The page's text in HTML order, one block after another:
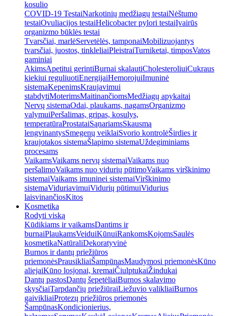
kosulio
COVID-19 TestaiNarkotinių medžiagų testaiNėštumo
testaiOvuliacijos testaiHelicobacter pylori testaiĮvairūs
organizmo būklės testai
Tvarsčiai, marlėServetėlės, tamponaiMobilizuojantys
tvarsčiai, juostos, tinkleliaiPleistraiTurniketai, timposVatos
gaminiai
AkimsApetitui gerintiBurnai skalautiCholesteroliuiCukraus
kiekiui reguliuotiEnergijaiHemorojuiImuninė
sistemaKepenimsKraujavimui
stabdytiMoterimsMaitinančiomsMedžiagų apykaitai
Nervų sistemaOdai, plaukams, nagamsOrganizmo
valymuiPeršalimas, gripas, kosulys,
temperatūraProstataiSąnariamsSkausmą
lengvinantysSmegenų veiklaiSvorio kontrolėŠirdies ir
kraujotakos sistemaŠlapimo sistemaUždegiminiams
procesams
VaikamsVaikams nervų sistemaiVaikams nuo
peršalimoVaikams nuo vidurių pūtimoVaikams virškinimo
sistemaiVaikams imuninei sistemaiVirškinimo
sistemaViduriavimuiVidurių pūtimuiVidurius
laisvinančiosKitos
Kosmetika
Rodyti viską
Kūdikiams ir vaikamsDantims ir
burnaiPlaukamsVeiduiKūnuiRankomsKojomsSaulės
kosmetikaNatūraliDekoratyvinė
Burnos ir dantų priežiūros
priemonėsPrausikliaiŠampūnasMaudymosi priemonėsKūno
aliejaiKūno losjonai, kremaiČiulptukaiŽindukai
Dantų pastosDantų šepetėliaiBurnos skalavimo
skysčiaiTarpdančių priežiūraiLiežuvio valikliaiBurnos
gaivikliaiProtezų priežiūros priemonės
ŠampūnasKondicionierius,